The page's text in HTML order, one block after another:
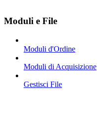
Moduli e File
Moduli d'Ordine
Moduli di Acquisizione
Gestisci File